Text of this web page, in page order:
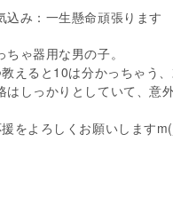
込み：一生懸命頑張ります
ちゃ器用な男の子。
えると10は分かっちゃう、
はしっかりとしていて、意
をよろしくお願いします